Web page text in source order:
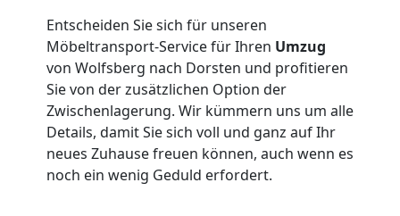
Entscheiden Sie sich für unseren
Möbeltransport-Service für Ihren Umzug
von Wolfsberg nach Dorsten und profitieren
Sie von der zusätzlichen Option der
Zwischenlagerung. Wir kümmern uns um alle
Details, damit Sie sich voll und ganz auf Ihr
neues Zuhause freuen können, auch wenn es
noch ein wenig Geduld erfordert.